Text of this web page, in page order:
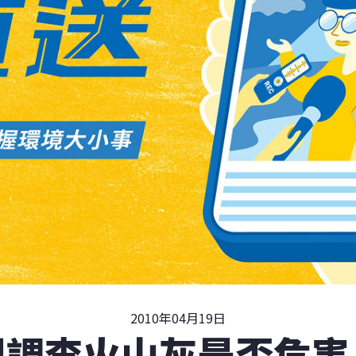
2010年04月19日